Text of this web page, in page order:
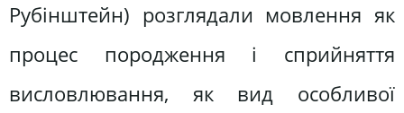
Рубінштейн) розглядали мовлення як
процес породження і сприйняття
висловлювання, як вид особливої